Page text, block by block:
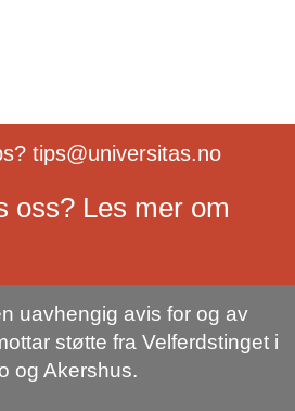
tips@universitas.no
oss? Les mer om
uavhengig avis for og av
støtte fra Velferdstinget i
og Akershus.